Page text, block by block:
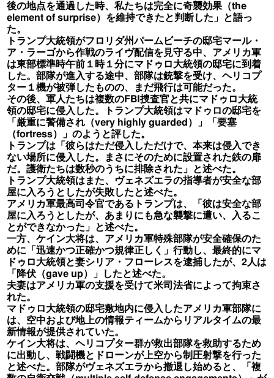
後の地点を通過した時、私たちは完全に奇襲効果（the
element of surprise）を維持できたと判断した」と語っ
た。
トランプ大統領がフロリダ州パームビーチの邸宅マール・
ア・ラーゴから作戦のライヴ配信を見守る中、アメリカ軍
は東部標準時午前１時１分にマドゥロ大統領の邸宅に到着
した。部隊が進入する途中、部隊は銃撃を受け、ヘリコプ
ター１機が被弾したものの、まだ飛行は可能だった。
その後、軍人たちは複数のFBI捜査官と共にマドゥロ大統
領の邸宅に侵入した。トランプ大統領はマドゥロの邸宅を
「厳重に警備され（very highly guarded）」「要塞
（fortress）」のようと評した。
トランプは「彼らはただ侵入しただけで、本来は侵入でき
ない場所に侵入した。まさにそのために設置された鉄の扉
だ。護衛たちは数秒のうちに排除された」と述べた。
トランプ大統領はまた、ヴェネズエラの指導者が安全な部
屋に入ろうとしたが失敗したと述べた。
アメリカ軍最高司令官であるトランプは、「彼は安全な部
屋に入ろうとしたが、あまりにも急な襲撃に遭い、入るこ
とができなかった」と述べた。
一方、ケイン大将は、アメリカ軍特殊部隊が安全確保のた
めに「迅速かつ正確かつ規律正しく」行動し、最終的にマ
ドゥロ大統領と妻シリア・フローレスを逮捕したが、2人は
「降伏（gave up）」したと述べた。
夫妻はアメリカ軍の支援を受けて米司法省によって拘束さ
れた。
マドゥロ大統領の邸宅敷地内に侵入したアメリカ軍部隊に
は、空中および地上の情報ティームからリアルタイムの最
新情報が提供されていた。
ケイン大将は、ヘリコプター群が救出部隊を救助するため
に出動し、戦闘機とドローンが上空から制圧射撃を行った
と述べた。部隊がヴェネズエラから撤退し始めると、「複